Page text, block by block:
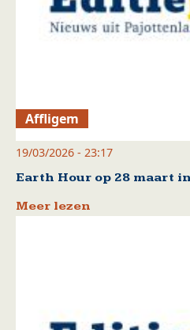
Affligem
19/03/2026 - 23:17
Earth Hour op 28 maart
Meer lezen